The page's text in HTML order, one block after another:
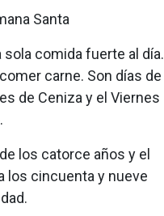
Santa
comida fuerte al día.
carne. Son días de
de Ceniza y el Viernes
los catorce años y el
los cincuenta y nueve